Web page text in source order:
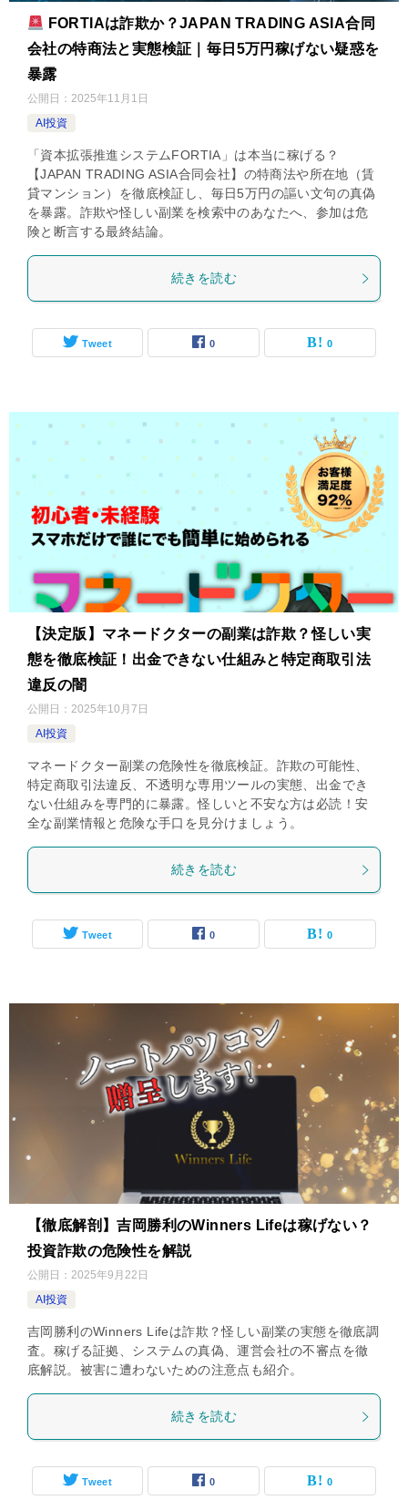
FORTIAは詐欺か？JAPAN TRADING ASIA合同
会社の特商法と実態検証｜毎日5万円稼げない疑惑を
暴露
公開日： 2025年11月1日
AI投資
「資本拡張推進システムFORTIA」は本当に稼げる？
【JAPAN TRADING ASIA合同会社】の特商法や所在地（賃
貸マンション）を徹底検証し、毎日5万円の謳い文句の真偽
を暴露。詐欺や怪しい副業を検索中のあなたへ、参加は危
険と断言する最終結論。
続きを読む
Tweet 0 0
【決定版】マネードクターの副業は詐欺？怪しい実
態を徹底検証！出金できない仕組みと特定商取引法
違反の闇
公開日： 2025年10月7日
AI投資
マネードクター副業の危険性を徹底検証。詐欺の可能性、
特定商取引法違反、不透明な専用ツールの実態、出金でき
ない仕組みを専門的に暴露。怪しいと不安な方は必読！安
全な副業情報と危険な手口を見分けましょう。
続きを読む
Tweet 0 0
【徹底解剖】吉岡勝利のWinners Lifeは稼げない？
投資詐欺の危険性を解説
公開日： 2025年9月22日
AI投資
吉岡勝利のWinners Lifeは詐欺？怪しい副業の実態を徹底調
査。稼げる証拠、システムの真偽、運営会社の不審点を徹
底解説。被害に遭わないための注意点も紹介。
続きを読む
Tweet 0 0